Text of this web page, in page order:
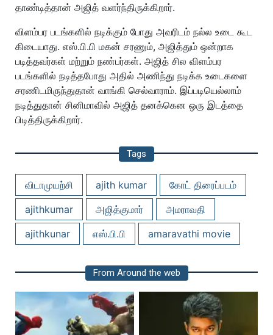
தாண்டித்தான் அஜித் வளர்ந்திருக்கிறார்.
விளம்பர படங்களில் நடிக்கும் போது அவரிடம் நல்ல உடை கூட
கிடையாது. எஸ்.பி.பி மகன் சரணும், அஜித்தும் ஒன்றாக
படித்தவர்கள் மற்றும் நண்பர்கள். அஜித் சில விளம்பர
படங்களில் நடித்தபோது அதில் அணிந்து நடிக்க உடைகளை
சரணிடமிருந்துதான் வாங்கி செல்வாராம். இப்படியெல்லாம்
நடித்துதான் சினிமாவில் அஜித் தனக்கென ஒரு இடத்தை
பிடித்திருக்கிறார்.
Tags
விடாமுயற்சி ajith kumar
கோட் திரைப்படம்
ajithkumar
அஜித்குமார்
அமராவதி
ajithkunar
எஸ்.பி.பி amaravathi movie
From Around the web